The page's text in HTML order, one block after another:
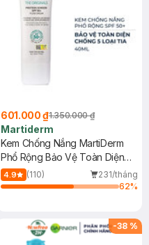
601.000 ₫1.350.000 ₫
Martiderm
Kem Chống Nắng MartiDerm
Phổ Rộng Bảo Vệ Toàn Diện
40ml
4.9 (110)
231/tháng
62%
-38 %